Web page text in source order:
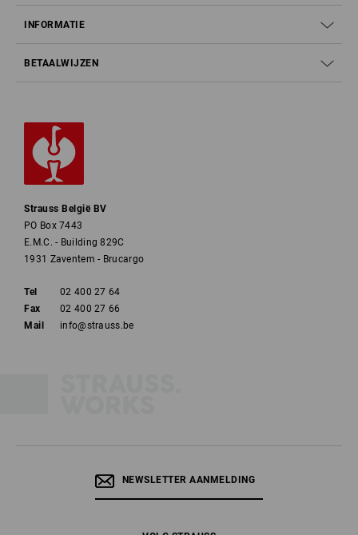
INFORMATIE
BETAALWIJZEN
Strauss België BV
PO Box 7443
E.M.C. - Building 829C
1931 Zaventem - Brucargo
Tel
02 400 27 64
Fax
02 400 27 66
Mail
info@strauss.be
NEWSLETTER AANMELDING